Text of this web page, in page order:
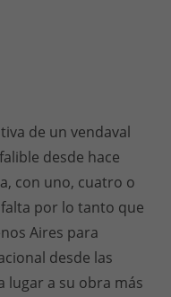
de un vendaval
desde hace
con uno, cuatro o
por lo tanto que
Aires para
desde las
lugar a su obra más